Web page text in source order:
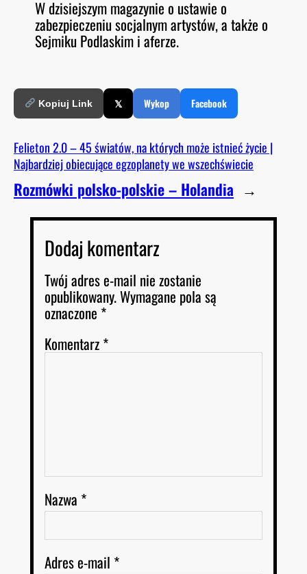
O
D
E
RSS FEED
LINK
EMBED
W dzisiejszym magazynie o ustawie o
zabezpieczeniu socjalnym artystów, a także o
Sejmiku Podlaskim i aferze.
Kopiuj Link 𝕏 Wykop Facebook
Felieton 2.0 – 45 światów, na których może istnieć życie |
Najbardziej obiecujące egzoplanety we wszechświecie
Rozmówki polsko-polskie – Holandia →
Dodaj komentarz
Twój adres e-mail nie zostanie
opublikowany.Wymagane pola są
oznaczone *
Komentarz*
Nazwa *
Adres e-mail *